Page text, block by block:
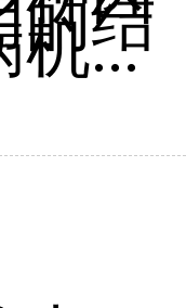
的结
机...